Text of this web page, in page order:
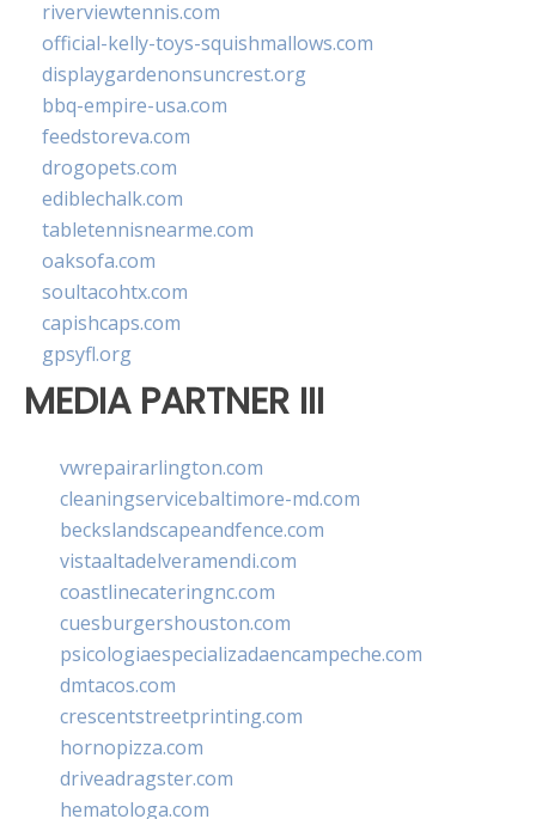
riverviewtennis.com
official-kelly-toys-squishmallows.com
displaygardenonsuncrest.org
bbq-empire-usa.com
feedstoreva.com
drogopets.com
ediblechalk.com
tabletennisnearme.com
oaksofa.com
soultacohtx.com
capishcaps.com
gpsyfl.org
MEDIA PARTNER III
vwrepairarlington.com
cleaningservicebaltimore-md.com
beckslandscapeandfence.com
vistaaltadelveramendi.com
coastlinecateringnc.com
cuesburgershouston.com
psicologiaespecializadaencampeche.com
dmtacos.com
crescentstreetprinting.com
hornopizza.com
driveadragster.com
hematologa.com